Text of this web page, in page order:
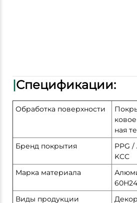
|Спецификации:
Обработка поверхности
ная
Бренд покрытия
PPG
KCC
Марка материала
Виды продукции